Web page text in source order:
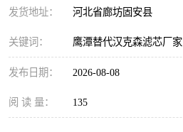
发货地址： 河北省廊坊固安县
关键词： 鹰潭替代汉克森滤芯厂家
发布日期： 2026-08-08
阅 读 量： 135